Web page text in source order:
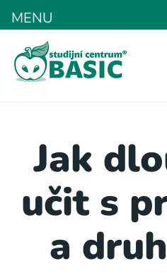
Jak
učit s
a
MENU